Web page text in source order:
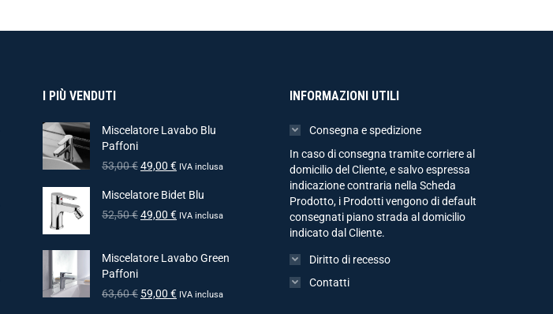
I PIÙ VENDUTI
Miscelatore Lavabo Blu
Paffoni
53,00€49,00 € IVA inclusa
Miscelatore Bidet Blu
52,50€49,00 € IVA inclusa
Miscelatore Lavabo Green
Paffoni
63,60€ 59,00 € IVA inclusa
INFORMAZIONI UTILI
Consegna e spedizione
In caso di consegna tramite corriere al
domicilio del Cliente, e salvo espressa
indicazione contraria nella Scheda
Prodotto, i Prodotti vengono di default
consegnati piano strada al domicilio
indicato dal Cliente.
Diritto di recesso
Contatti